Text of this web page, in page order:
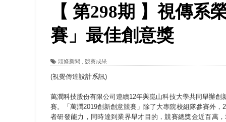
領航AI創先例！ 數媒系錄音室獲「杜比全
觀管系展現跨域創新與實作育人成效 AI智
學務處舉辦「董事長『聊』心室」 上官董
成人之美成就學生夢想 菁英學程陪伴財金
【 第298期 】視傳系
賽」最佳創意獎
頭條新聞 競賽成果
(視覺傳達設計系訊)
萬潤科技股份有限公司連續12年與崑山科技大學共同舉辦
賽。「萬潤2019創新創意競賽」除了大專院校組隊參賽外
者研發能力，同時達到業界舉才目的，競賽總獎金近百萬